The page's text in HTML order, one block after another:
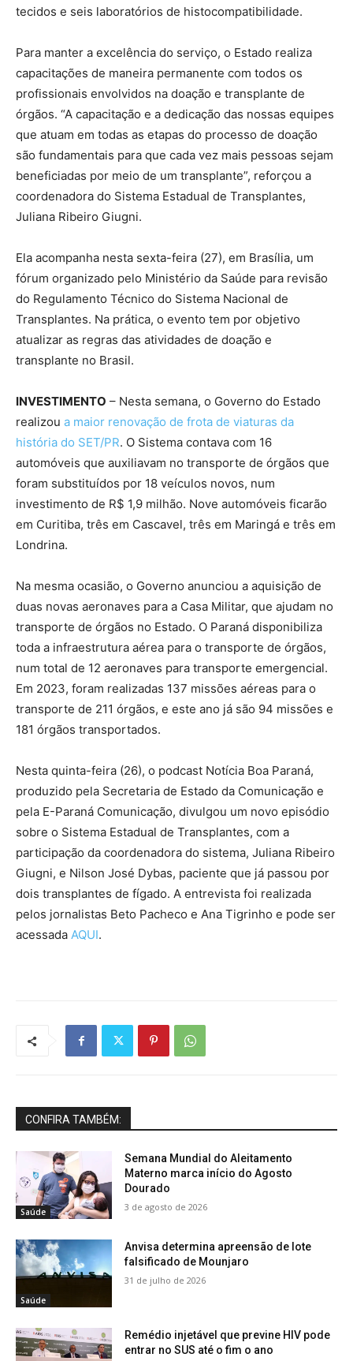
tecidos e seis laboratórios de histocompatibilidade.
Para manter a excelência do serviço, o Estado realiza
capacitações de maneira permanente com todos os
profissionais envolvidos na doação e transplante de
órgãos. “A capacitação e a dedicação das nossas equipes
que atuam em todas as etapas do processo de doação
são fundamentais para que cada vez mais pessoas sejam
beneficiadas por meio de um transplante”, reforçou a
coordenadora do Sistema Estadual de Transplantes,
Juliana Ribeiro Giugni.
Ela acompanha nesta sexta-feira (27), em Brasília, um
fórum organizado pelo Ministério da Saúde para revisão
do Regulamento Técnico do Sistema Nacional de
Transplantes. Na prática, o evento tem por objetivo
atualizar as regras das atividades de doação e
transplante no Brasil.
INVESTIMENTO – Nesta semana, o Governo do Estado
realizou a maior renovação de frota de viaturas da
história do SET/PR. O Sistema contava com 16
automóveis que auxiliavam no transporte de órgãos que
foram substituídos por 18 veículos novos, num
investimento de R$ 1,9 milhão. Nove automóveis ficarão
em Curitiba, três em Cascavel, três em Maringá e três em
Londrina.
Na mesma ocasião, o Governo anunciou a aquisição de
duas novas aeronaves para a Casa Militar, que ajudam no
transporte de órgãos no Estado. O Paraná disponibiliza
toda a infraestrutura aérea para o transporte de órgãos,
num total de 12 aeronaves para transporte emergencial.
Em 2023, foram realizadas 137 missões aéreas para o
transporte de 211 órgãos, e este ano já são 94 missões e
181 órgãos transportados.
Nesta quinta-feira (26), o podcast Notícia Boa Paraná,
produzido pela Secretaria de Estado da Comunicação e
pela E-Paraná Comunicação, divulgou um novo episódio
sobre o Sistema Estadual de Transplantes, com a
participação da coordenadora do sistema, Juliana Ribeiro
Giugni, e Nilson José Dybas, paciente que já passou por
dois transplantes de fígado. A entrevista foi realizada
pelos jornalistas Beto Pacheco e Ana Tigrinho e pode ser
acessada AQUI.
CONFIRA TAMBÉM:
Saúde
Semana Mundial do Aleitamento
Materno marca início do Agosto
Dourado
3 de agosto de 2026
Saúde
Anvisa determina apreensão de lote
falsificado de Mounjaro
31 de julho de 2026
Remédio injetável que previne HIV pode
entrar no SUS até o fim o ano